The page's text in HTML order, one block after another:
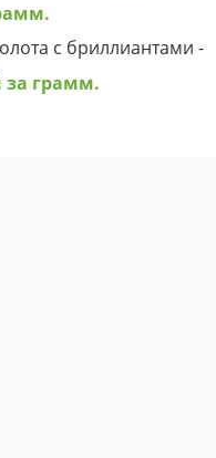
с бриллиантами -
за грамм.